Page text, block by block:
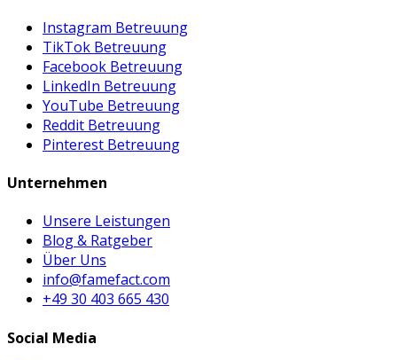
Instagram Betreuung
TikTok Betreuung
Facebook Betreuung
LinkedIn Betreuung
YouTube Betreuung
Reddit Betreuung
Pinterest Betreuung
Unternehmen
Unsere Leistungen
Blog & Ratgeber
Über Uns
info@famefact.com
+49 30 403 665 430
Social Media